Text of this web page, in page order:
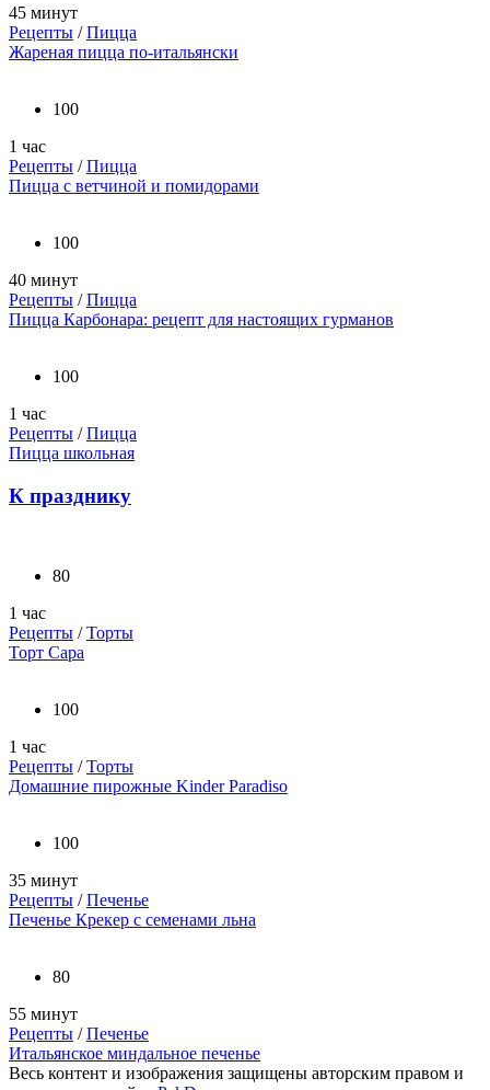
45 минут
Рецепты /Пицца
Жареная пицца по-итальянски
100
1 час
Рецепты /Пицца
Пицца с ветчиной и помидорами
100
40 минут
Рецепты /Пицца
Пицца Карбонара: рецепт для настоящих гурманов
100
1 час
Рецепты /Пицца
Пицца школьная
К празднику
80
1 час
Рецепты /Торты
Торт Сара
100
1 час
Рецепты /Торты
Домашние пирожные Kinder Paradiso
100
35 минут
Рецепты /Печенье
Печенье Крекер с семенами льна
80
55 минут
Рецепты /Печенье
Итальянское миндальное печенье
Весь контент и изображения защищены авторским правом и